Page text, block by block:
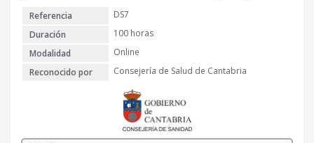
Referencia
DS7
Duración
100 horas
Modalidad
Online
Reconocido por
Consejería de Salud de Cantabria